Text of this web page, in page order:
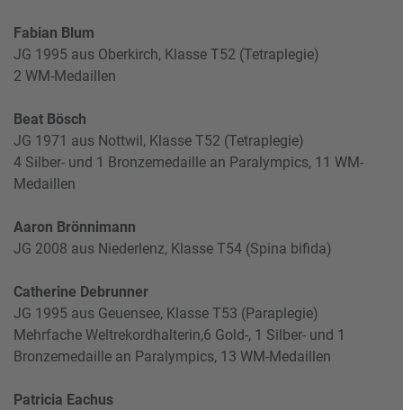
Fabian Blum
JG 1995 aus Oberkirch, Klasse T52 (Tetraplegie)
2 WM-Medaillen
Beat Bösch
JG 1971 aus Nottwil, Klasse T52 (Tetraplegie)
4 Silber- und 1 Bronzemedaille an Paralympics, 11 WM-
Medaillen
Aaron Brönnimann
JG 2008 aus Niederlenz, Klasse T54 (Spina bifida)
Catherine Debrunner
JG 1995 aus Geuensee, Klasse T53 (Paraplegie)
Mehrfache Weltrekordhalterin,6 Gold-, 1 Silber- und 1
Bronzemedaille an Paralympics, 13 WM-Medaillen
Patricia Eachus